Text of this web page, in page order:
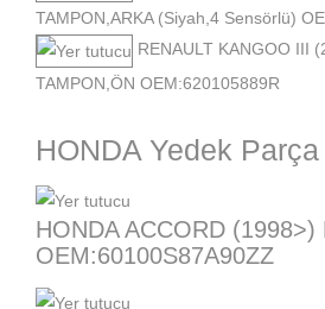
TAMPON,ARKA (Siyah,4 Sensörlü)
RENAULT KANGOO III
TAMPON,ÖN OEM:620105889R
HONDA Yedek Parça
HONDA ACCORD (1998>)
OEM:60100S87A90ZZ